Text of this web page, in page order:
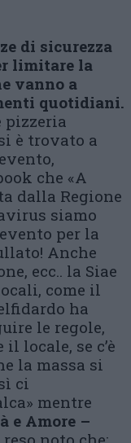
di sicurezza
limitare la
vanno a
quotidiani.
pizzeria
è trovato a
che «A
dalla Regione
siamo
per la
Anche
ecc.. la Siae
come il
ha
le regole,
locale, se c’è
la massa si
ci
mentre
e Amore –